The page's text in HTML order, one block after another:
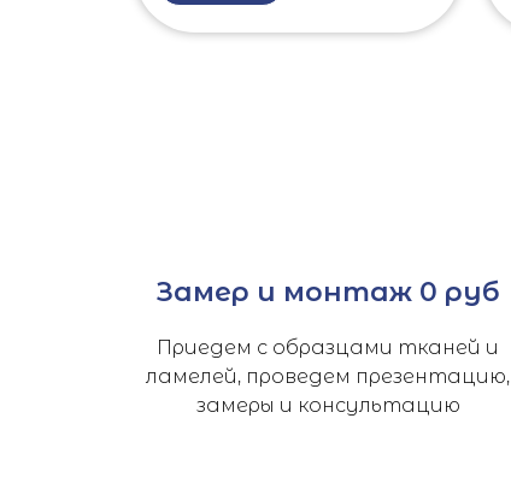
Замер и монтаж 0 руб
Приедем с образцами тканей и
ламелей, проведем презентацию,
замеры и консультацию